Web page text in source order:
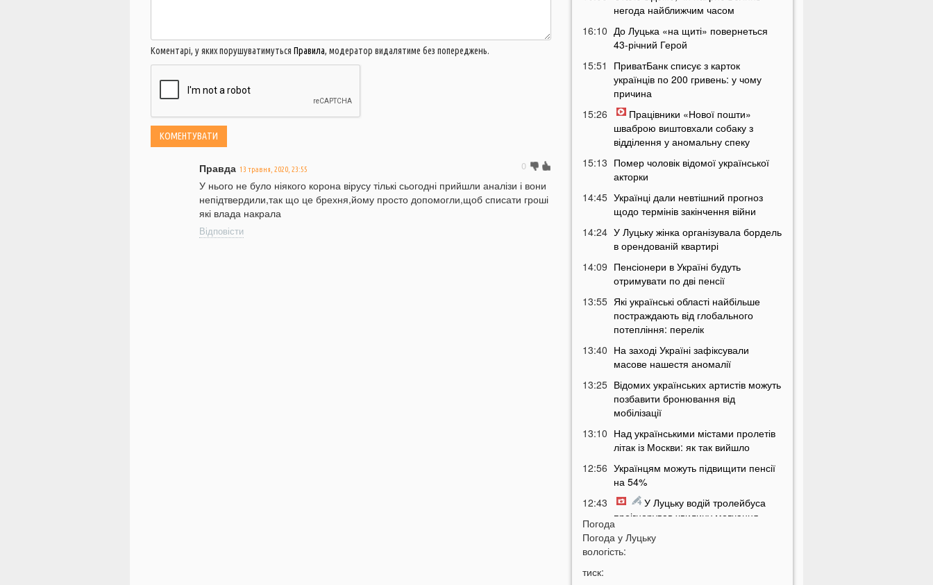
Коментарі, у яких порушуватимуться Правила, модератор видалятиме без попереджень.
0
Правда 13 травня, 2020, 23:55
У нього не було ніякого корона вірусу тількі сьогодні прийшли аналізи і вони
непідтвердили,так що це брехня,йому просто допомогли,щоб списати гроші
які влада накрала
Відповісти
негода найближчим часом
16:10 До Луцька «на щиті» повернеться
43-річний Герой
15:51
ПриватБанк списує з карток
українців по 200 гривень: у чому
причина
15:26
Працівники «Нової пошти»
шваброю виштовхали собаку з
відділення у аномальну спеку
15:13 Помер чоловік відомої української
акторки
14:45 Українці дали невтішний прогноз
щодо термінів закінчення війни
14:24 У Луцьку жінка організувала бордель
в орендованій квартирі
14:09 Пенсіонери в Україні будуть
отримувати по дві пенсії
13:55 Які українські області найбільше
постраждають від глобального
потепління: перелік
13:40 На заході Україні зафіксували
масове нашестя аномалії
13:25 Відомих українських артистів можуть
позбавити бронювання від
мобілізації
13:10 Над українськими містами пролетів
літак із Москви: як так вийшло
12:56 Українцям можуть підвищити пенсії
на 54%
12:43
У Луцьку водій тролейбуса
проігнорував хвилину мовчання
12:26 На Волині від удару блискавки
загорілися дві споруди
12:07
Погода
Погода у Луцьку
вологість:
тиск: